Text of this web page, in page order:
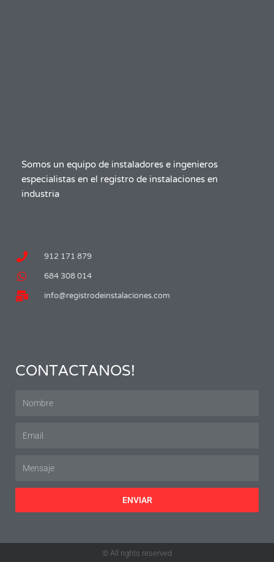
Somos un equipo de instaladores e ingenieros
especialistas en el registro de instalaciones en
industria
912 171 879
684 308 014
info@registrodeinstalaciones.com
CONTACTANOS!
ENVIAR
© All rights reserved